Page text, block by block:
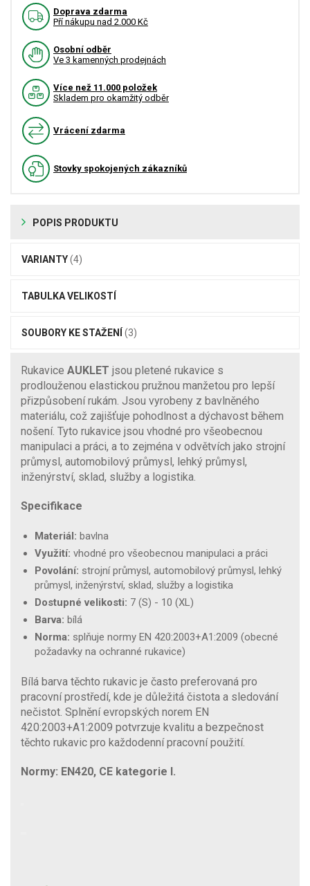
Doprava zdarma
Pří nákupu nad 2.000 Kč
Osobní odběr
Ve 3 kamenných prodejnách
Více než 11.000 položek
Skladem pro okamžitý odběr
Vrácení zdarma
Stovky spokojených zákazníků
POPIS PRODUKTU
VARIANTY(4)
TABULKA VELIKOSTÍ
SOUBORY KE STAŽENÍ (3)
Rukavice AUKLET jsou pletené rukavice s
prodlouženou elastickou pružnou manžetou pro lepší
přizpůsobení rukám. Jsou vyrobeny z bavlněného
materiálu, což zajišťuje pohodlnost a dýchavost během
nošení. Tyto rukavice jsou vhodné pro všeobecnou
manipulaci a práci, a to zejména v odvětvích jako strojní
průmysl, automobilový průmysl, lehký průmysl,
inženýrství, sklad, služby a logistika.
Specifikace
Materiál: bavlna
Využití: vhodné pro všeobecnou manipulaci a práci
Povolání: strojní průmysl, automobilový průmysl, lehký
průmysl, inženýrství, sklad, služby a logistika
Dostupné velikosti: 7 (S) - 10 (XL)
Barva: bílá
Norma: splňuje normy EN 420:2003+A1:2009 (obecné
požadavky na ochranné rukavice)
Bílá barva těchto rukavic je často preferovaná pro
pracovní prostředí, kde je důležitá čistota a sledování
nečistot. Splnění evropských norem EN
420:2003+A1:2009 potvrzuje kvalitu a bezpečnost
těchto rukavic pro každodenní pracovní použití.
Normy: EN420, CE kategorie I.